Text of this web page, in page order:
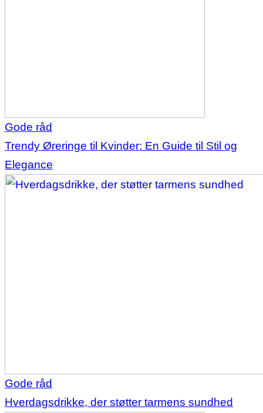
Gode råd
Trendy Øreringe til Kvinder: En Guide til Stil og
Elegance
Gode råd
Hverdagsdrikke, der støtter tarmens sundhed